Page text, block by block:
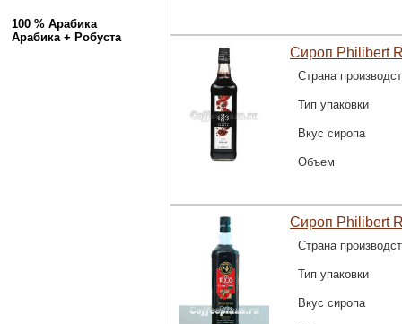
100 % Арабика
Арабика + Робуста
Сироп Philibert
Страна
Тип упаковки
Вкус сиропа
Объем
Сироп Philibert
Страна
Тип упаковки
Вкус сиропа